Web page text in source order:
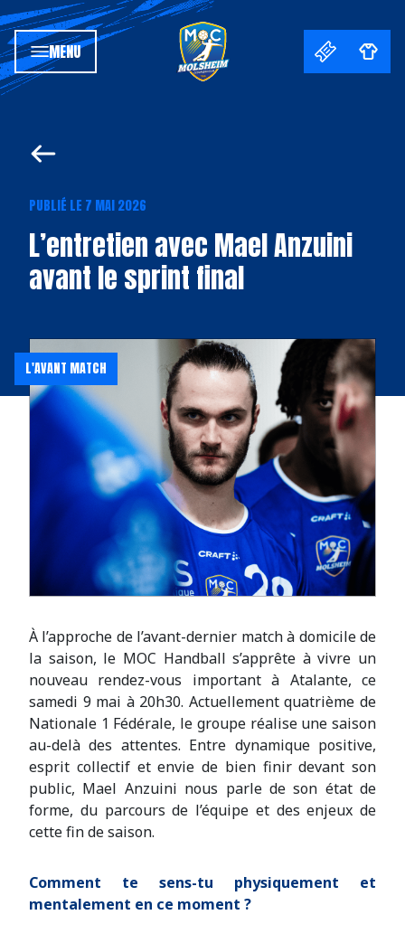
MENU
PUBLIÉ LE 7 MAI 2026
L’entretien avec Mael Anzuini
avant le sprint final
L'AVANT MATCH
À l’approche de l’avant-dernier match à domicile de
la saison, le MOC Handball s’apprête à vivre un
nouveau rendez-vous important à Atalante, ce
samedi 9 mai à 20h30. Actuellement quatrième de
Nationale 1 Fédérale, le groupe réalise une saison
au-delà des attentes. Entre dynamique positive,
esprit collectif et envie de bien finir devant son
public, Mael Anzuini nous parle de son état de
forme, du parcours de l’équipe et des enjeux de
cette fin de saison.
Comment te sens-tu physiquement et
mentalement en ce moment ?